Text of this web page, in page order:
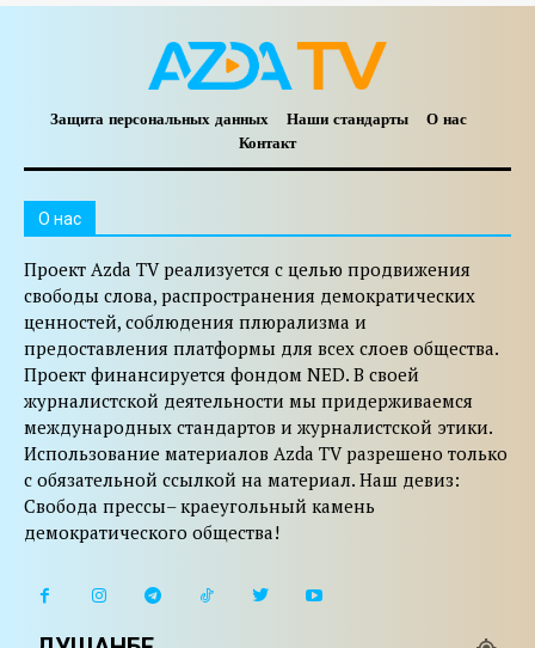
Защита персональных данных Наши стандарты
О нас
Контакт
O нас
Проект Azda TV реализуется с целью продвижения
свободы слова, распространения демократических
ценностей, соблюдения плюрализма и
предоставления платформы для всех слоев общества.
Проект финансируется фондом NED. В своей
журналистской деятельности мы придерживаемся
международных стандартов и журналистской этики.
Использование материалов Azda TV разрешено только
с обязательной ссылкой на материал. Наш девиз:
Свобода прессы– краеугольный камень
демократического общества!